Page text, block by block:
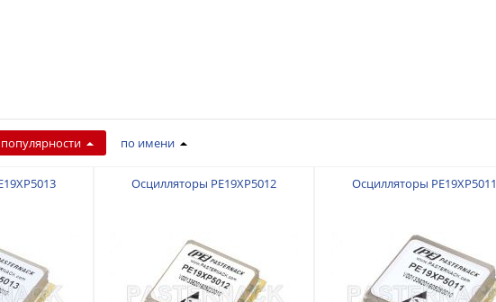
по имени
Осцилляторы PE19XP5012 Осцилляторы PE19XP5011